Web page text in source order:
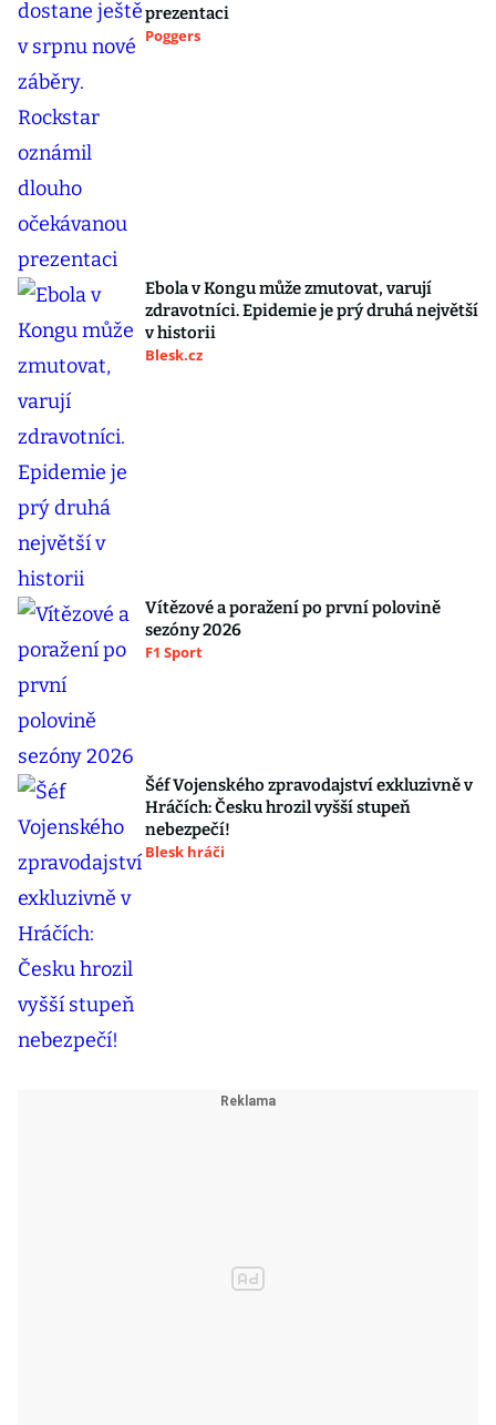
prezentaci
Poggers
Ebola v Kongu může zmutovat, varují
zdravotníci. Epidemie je prý druhá největší
v historii
Blesk.cz
Vítězové a poražení po první polovině
sezóny 2026
F1 Sport
Šéf Vojenského zpravodajství exkluzivně v
Hráčích: Česku hrozil vyšší stupeň
nebezpečí!
Blesk hráči